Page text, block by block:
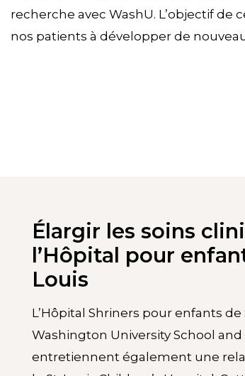
recherche avec WashU. L’objectif
nos patients à développer de
Élargir les soins
l’Hôpital pour
Louis
L’Hôpital Shriners pour enfants de
Washington University School
entretiennent également une